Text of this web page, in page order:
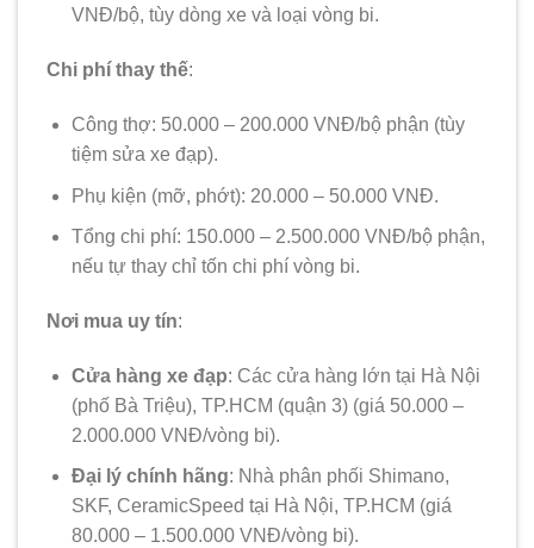
VNĐ/bộ, tùy dòng xe và loại vòng bi.
Chi phí thay thế:
Công thợ: 50.000 – 200.000 VNĐ/bộ phận (tùy
tiệm sửa xe đạp).
Phụ kiện (mỡ, phớt): 20.000 – 50.000 VNĐ.
Tổng chi phí: 150.000 – 2.500.000 VNĐ/bộ phận,
nếu tự thay chỉ tốn chi phí vòng bi.
Nơi mua uy tín:
Cửa hàng xe đạp: Các cửa hàng lớn tại Hà Nội
(phố Bà Triệu), TP.HCM (quận 3) (giá 50.000 –
2.000.000 VNĐ/vòng bi).
Đại lý chính hãng: Nhà phân phối Shimano,
SKF, CeramicSpeed tại Hà Nội, TP.HCM (giá
80.000 – 1.500.000 VNĐ/vòng bi).